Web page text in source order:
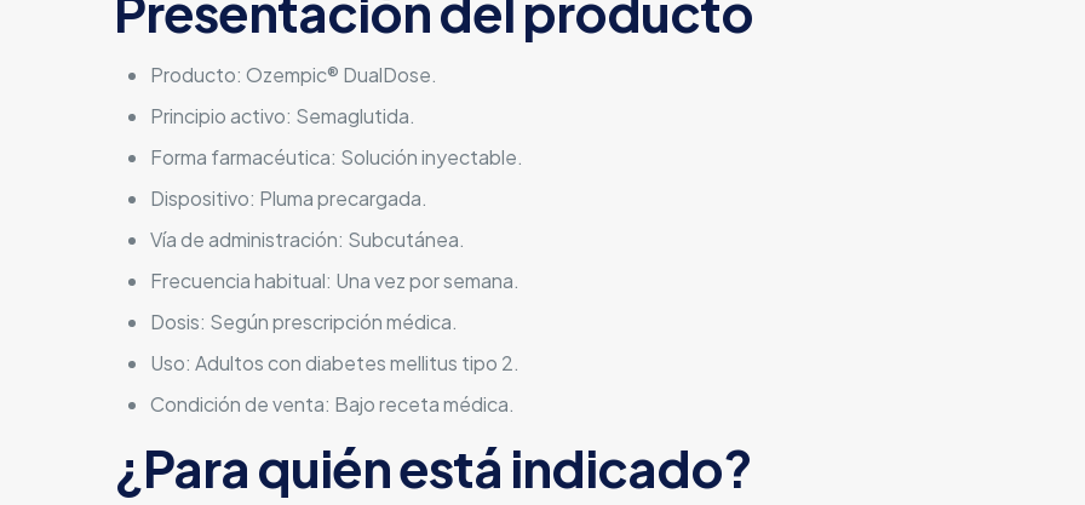
Producto: Ozempic® DualDose.
Principio activo: Semaglutida.
Forma farmacéutica: Solución inyectable.
Dispositivo: Pluma precargada.
Vía de administración: Subcutánea.
Frecuencia habitual: Una vez por semana.
Dosis: Según prescripción médica.
Uso: Adultos con diabetes mellitus tipo 2.
Condición de venta: Bajo receta médica.
¿Para quién está indicado?